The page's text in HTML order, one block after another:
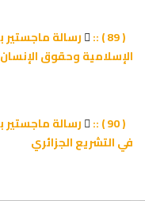
رسالة ماجستير
الإسلامية وحقوق الإنسان
رسالة ماجستير
في التشريع الجزائري